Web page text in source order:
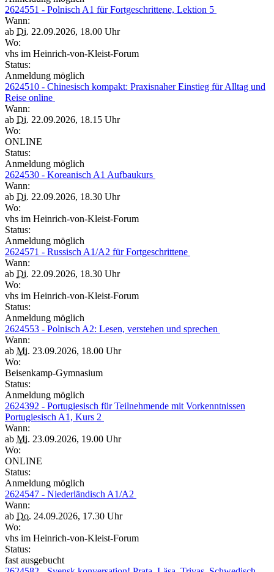
2624551 - Polnisch A1 für Fortgeschrittene, Lektion 5
Wann:
ab Di. 22.09.2026, 18.00 Uhr
Wo:
vhs im Heinrich-von-Kleist-Forum
Status:
Anmeldung möglich
2624510 - Chinesisch kompakt: Praxisnaher Einstieg für Alltag und
Reise online
Wann:
ab Di. 22.09.2026, 18.15 Uhr
Wo:
ONLINE
Status:
Anmeldung möglich
2624530 - Koreanisch A1 Aufbaukurs
Wann:
ab Di. 22.09.2026, 18.30 Uhr
Wo:
vhs im Heinrich-von-Kleist-Forum
Status:
Anmeldung möglich
2624571 - Russisch A1/A2 für Fortgeschrittene
Wann:
ab Di. 22.09.2026, 18.30 Uhr
Wo:
vhs im Heinrich-von-Kleist-Forum
Status:
Anmeldung möglich
2624553 - Polnisch A2: Lesen, verstehen und sprechen
Wann:
ab Mi. 23.09.2026, 18.00 Uhr
Wo:
Beisenkamp-Gymnasium
Status:
Anmeldung möglich
2624392 - Portugiesisch für Teilnehmende mit Vorkenntnissen
Portugiesisch A1, Kurs 2
Wann:
ab Mi. 23.09.2026, 19.00 Uhr
Wo:
ONLINE
Status:
Anmeldung möglich
2624547 - Niederländisch A1/A2
Wann:
ab Do. 24.09.2026, 17.30 Uhr
Wo:
vhs im Heinrich-von-Kleist-Forum
Status:
fast ausgebucht